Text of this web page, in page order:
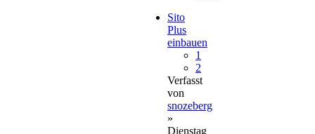
Sito
Plus
einbauen
1
2
Verfasst
von
snozeberg
»
Dienstag